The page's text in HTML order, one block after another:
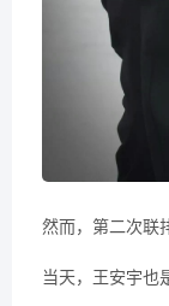
然而，第二次联
当天，王安宇也